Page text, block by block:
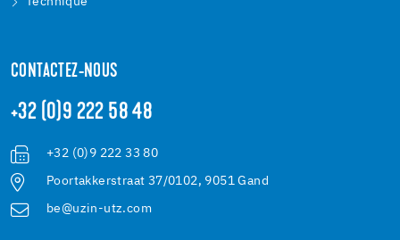
CONTACTEZ-NOUS
+32 (0)9 222 58 48
+32 (0)9 222 33 80
Poortakkerstraat 37/0102, 9051 Gand
be@uzin-utz.com